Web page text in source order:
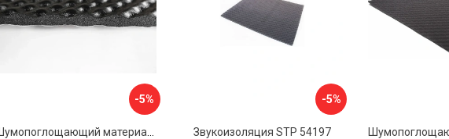
-5% -5%
Звукоизоляция STP 54197